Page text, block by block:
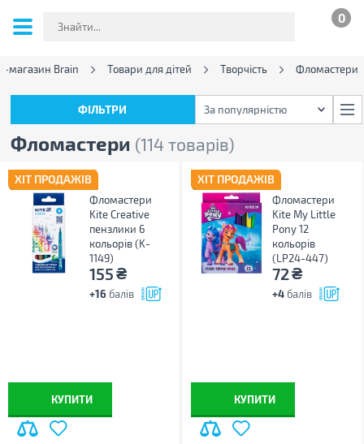
0
магазин Brain Товари для дітей Творчість Фломастери
Фломастери (114 товарів)
ФІЛЬТРИ За популярністю
ХІТ ПРОДАЖІВ
Фломастери
Kite Creative
пензлики 6
кольорів (K-
1149)
155₴
+16 балів
КУПИТИ
ХІТ ПРОДАЖІВ
Фломастери
Kite My Little
Pony 12
кольорів
(LP24-447)
72₴
+4 балів
КУПИТИ
ФІЛЬТРИ За популярністю